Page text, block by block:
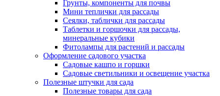
Грунты, компоненты для почвы
Мини теплички для рассады
Сеялки, таблички для рассады
Таблетки и горшочки для рассады,
минеральные кубики
Фитолампы для растений и рассады
Оформление садового участка
Садовые кашпо и горшки
Садовые светильники и освещение участка
Полезные штучки для сада
Полезные товары для сада